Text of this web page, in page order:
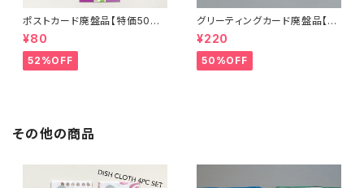
ポストカード廃盤品【特価50%
OFF】
¥80
52%OFF
グリーティングカード廃盤品【特
価50％OFF】
¥220
50%OFF
その他の商品